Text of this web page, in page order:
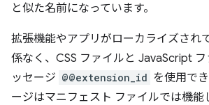
と似た名前になっています。
拡張機能やアプリがローカライズされ
係なく、CSS ファイルと JavaScript
ッセージ @@extension_id を使用で
ージはマニフェスト ファイルでは機能